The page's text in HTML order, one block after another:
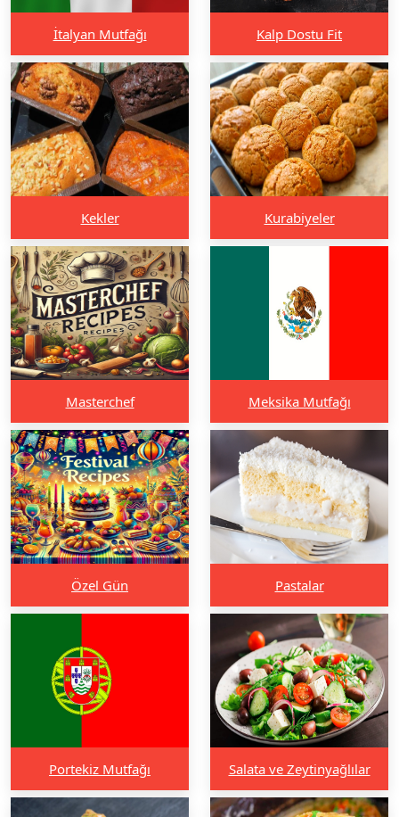
İtalyan Mutfağı Kalp Dostu Fit
Kekler Kurabiyeler
Masterchef Meksika Mutfağı
Özel Gün Pastalar
Portekiz Mutfağı Salata ve Zeytinyağlılar